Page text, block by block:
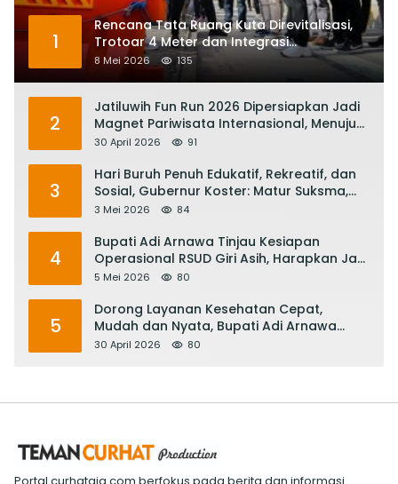
1
Rencana Tata Ruang Kuta Direvitalisasi,
Trotoar 4 Meter dan Integrasi
Transportasi Listrik
8 Mei 2026 135
2
Jatiluwih Fun Run 2026 Dipersiapkan Jadi
Magnet Pariwisata Internasional, Menuju
Satu Abad Pariwisata Bali
30 April 2026 91
3
Hari Buruh Penuh Edukatif, Rekreatif, dan
Sosial, Gubernur Koster: Matur Suksma,
Keringat Pekerja Mesin Ekonomi Bali
3 Mei 2026 84
4
Bupati Adi Arnawa Tinjau Kesiapan
Operasional RSUD Giri Asih, Harapkan Jadi
RS Rujukan Terbaik
5 Mei 2026 80
5
Dorong Layanan Kesehatan Cepat,
Mudah dan Nyata, Bupati Adi Arnawa
Evaluasi ‘Mantap Nak Badung’
30 April 2026 80